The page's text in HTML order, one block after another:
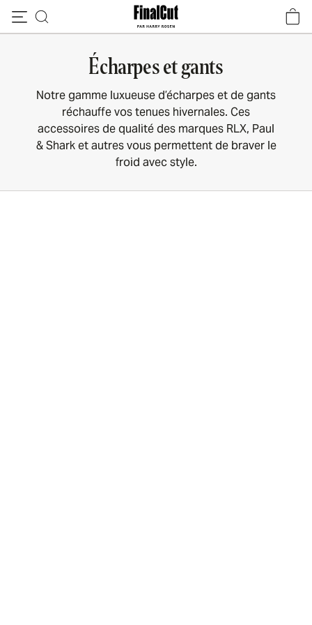
Écharpes et gants
Notre gamme luxueuse d’écharpes et de gants
réchauffe vos tenues hivernales. Ces
accessoires de qualité des marques RLX, Paul
& Shark et autres vous permettent de braver le
froid avec style.